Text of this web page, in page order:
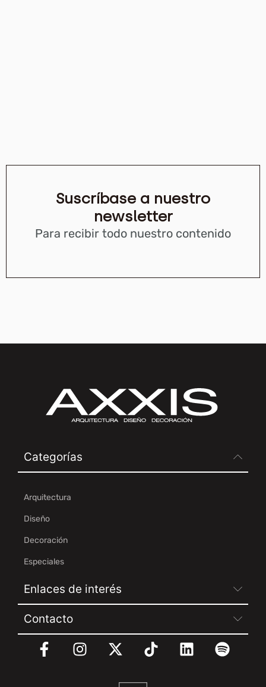
Suscríbase a nuestro
newsletter
Para recibir todo nuestro contenido
Categorías
Arquitectura
Diseño
Decoración
Especiales
Enlaces de interés
Contacto